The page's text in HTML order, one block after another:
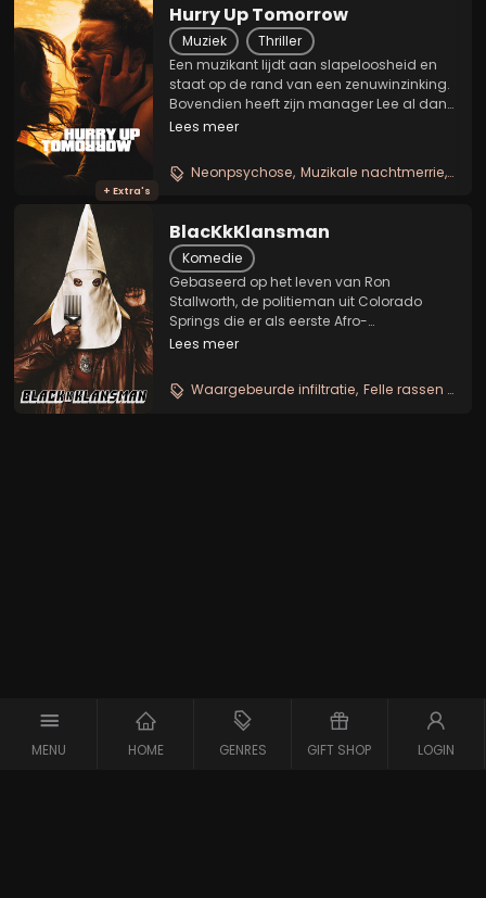
MENU HOME GENRES GIFT SHOP LOGIN
+ Extra's
Hurry Up Tomorrow
Muziek
Thriller
Een muzikant lijdt aan slapeloosheid en
staat op de rand van een zenuwinzinking.
Bovendien heeft zijn manager Lee al dan
niet de beste bedoelingen met hem.
kruist, onderneemt hij met deze vrouw
een...
Lees meer
Neonpsychose Muzikale nachtmerrie
BlacKkKlansman
Komedie
Gebaseerd op het leven van Ron
Stallworth, de politieman uit Colorado
Springs die er als eerste Afro-
Amerikaanse agent in slaagde om te
Stallworth en zijn partner Flip Zimmerman
wisten tot in de hoogste...
Lees meer
Waargebeurde infiltratie Felle rassen satire